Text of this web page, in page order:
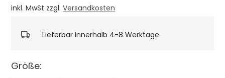
inkl. MwSt zzgl.Versandkosten
Lieferbar innerhalb 4-8 Werktage
Größe: